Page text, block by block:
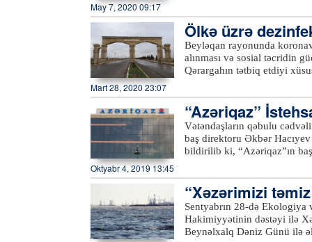
əkin sahələrini əks etdirən
kənd təsərrüfatı bitkilərinin
bitkilərinin məhsuldarlığının
imkanlarını
ilin aprelində “Azersky”
Qafqazda ilk və yeganə
telekommunikasiya peyki
“Azersky” və “Azerspace-
May 7, 2020 09:17
Ölkə üzrə
əndirilib
Beyləqan rayonunda
alınması və sosial təcridin
Qərargahın tətbiq etdiyi
xəbər verir ki, bu məqsədlə
2-3 nəfərdən ibarət qruplar
söhbət edir, karantin
əhalini küçə və
keçdiyi küçələrdə,
obyektlərinin ətrafında,
Mart 28, 2020 23:07
“Azəriqaz”
Vətəndaşların qəbulu
baş direktoru Əkbər
bildirilib ki, “Azəriqaz”ın
dinləyiblər. Qəbula gələn
xətlərinin yerinin
Hər bir vətəndaşın
həlli barədə müvafiq
Oktyabr 4, 2019 13:45
“Xəzərimizi
Sentyabrın 28-də
Hakimiyyətinin dəstəyi ilə
Beynəlxalq Dəniz Günü ilə